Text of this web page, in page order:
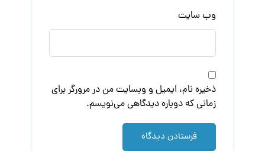
وب‌ سایت
ذخیره نام، ایمیل و وبسایت من در مرورگر برای
زمانی که دوباره دیدگاهی می‌نویسم.
فرستادن دیدگاه